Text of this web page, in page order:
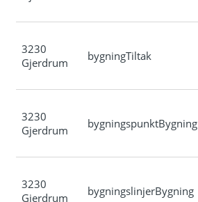
3230
Gjerdrum
bygningTiltak
3230
Gjerdrum
bygningspunktBygning
3230
Gjerdrum
bygningslinjerBygning